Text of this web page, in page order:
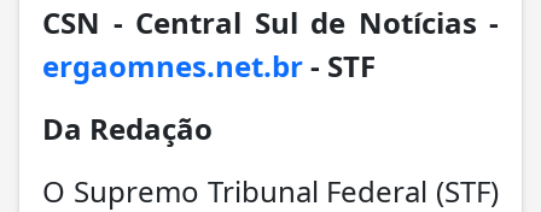
CSN - Central Sul de Notícias -
ergaomnes.net.br- STF
Da Redação
O Supremo Tribunal Federal (STF)